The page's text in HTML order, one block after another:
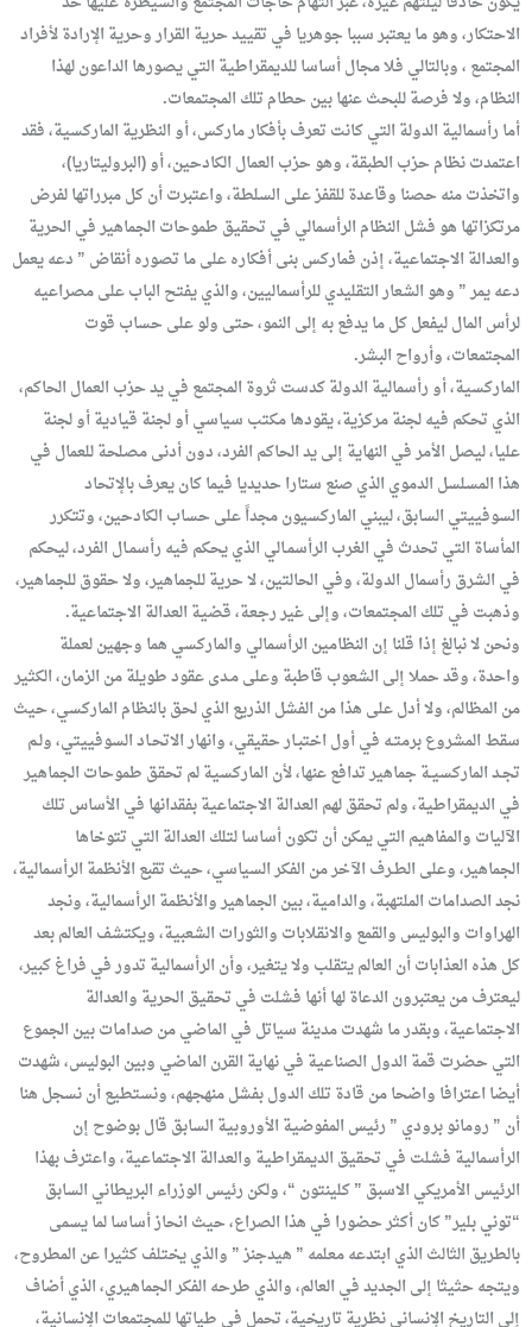
الاحتكار، وهو ما يعتبر سببا جوهريا في تقييد حرية القرار وحرية الإرادة لأفراد
المجتمع ، وبالتالي فلا مجال أساسا للديمقراطية التي يصورها الداعون لهذا
النظام، ولا فرصة للبحث عنها بين حطام تلك المجتمعات.
أما رأسمالية الدولة التي كانت تعرف بأفكار ماركس، أو النظرية الماركسية، فقد
اعتمدت نظام حزب الطبقة، وهو حزب العمال الكادحين، أو (البروليتاريا)،
واتخذت منه حصنا وقاعدة للقفز على السلطة، واعتبرت أن كل مبرراتها لفرض
مرتكزاتها هو فشل النظام الرأسمالي في تحقيق طموحات الجماهير في الحرية
والعدالة الاجتماعية، إذن فماركس بنى أفكاره على ما تصوره أنقاض ” دعه يعمل
دعه يمر ” وهو الشعار التقليدي للرأسماليين، والذي يفتح الباب على مصراعيه
لرأس المال ليفعل كل ما يدفع به إلى النمو، حتى ولو على حساب قوت
المجتمعات، وأرواح البشر.
الماركسية، أو رأسمالية الدولة كدست ثروة المجتمع في يد حزب العمال الحاكم،
الذي تحكم فيه لجنة مركزية، يقودها مكتب سياسي أو لجنة قيادية أو لجنة
عليا، ليصل الأمر في النهاية إلى يد الحاكم الفرد، دون أدنى مصلحة للعمال في
هذا المسلسل الدموي الذي صنع ستارا حديديا فيما كان يعرف بالإتحاد
السوفييتي السابق، ليبني الماركسيون مجداً على حساب الكادحين، وتتكرر
المأساة التي تحدث في الغرب الرأسمـالي الذي يحكم فيه رأسمـال الفرد، ليحكم
في الشرق رأسمال الدولة، وفي الحالتين، لا حرية للجماهير، ولا حقوق للجماهير،
وذهبت في تلك المجتمعات، وإلى غير رجعة، قضية العدالة الاجتماعية.
ونحن لا نبالغ إذا قلنا إن النظامين الرأسمالي والماركسي هما وجهين لعملة
واحدة، وقد حملا إلى الشعوب قاطبة وعلى مـدى عقود طويلة من الزمان، الكثير
من المظالم، ولا أدل على هذا من الفشل الذريع الذي لحق بالنظام الماركسي، حيث
سقط المشروع برمتـه في أول اختبـار حقيقي، وانهار الاتحـاد السوفييتي، ولـم
تجـد الماركسيـة جماهير تدافع عنها، لأن الماركسية لم تحقق طموحات الجماهير
في الديمقراطية، ولم تحقق لهم العدالة الاجتماعية بفقدانها في الأساس تلك
الآليات والمفاهيم التي يمكن أن تكون أساسا لتلك العدالة التي تتوخاها
الجماهير، وعلى الطـرف الآخر من الفكر السياسي، حيث تقبع الأنظمة الرأسمالية،
نجد الصدامات الملتهبة، والدامية، بين الجماهير والأنظمة الرأسمالية، ونجد
الهراوات والبوليس والقمع والانقلابات والثورات الشعبية، ويكتشف العالم بعد
كل هذه العذابات أن العالم يتقلب ولا يتغير، وأن الرأسمالية تدور في فراغ كبير،
ليعترف من يعتبرون الدعاة لها أنها فشلت في تحقيق الحرية والعدالة
الاجتماعية، وبقدر ما شهدت مدينة سياتل في الماضي من صدامات بين الجموع
التي حضرت قمة الدول الصناعية في نهاية القرن الماضي وبين البوليس، شهدت
أيضا اعترافا واضحا من قادة تلك الدول بفشل منهجهم، ونستطيع أن نسجل هنا
أن ” رومانو برودي ” رئيس المفوضية الأوروبية السابق قال بوضوح إن
الرأسمالية فشلت في تحقيق الديمقراطية والعدالة الاجتماعية، واعترف بهذا
الرئيس الأمريكي الاسبق ” كلينتون “، ولكن رئيس الوزراء البريطاني السابق
“توني بلير” كان أكثر حضورا في هذا الصراع، حيث انحاز أساسا لما يسمى
بالطريق الثالث الذي ابتدعه معلمه ” هيدجنز ” والذي يختلف كثيرا عن المطروح،
ويتجه حثيثا إلى الجديد في العالم، والذي طرحه الفكر الجماهيري، الذي أضاف
إلى التاريخ الإنساني نظرية تاريخية، تحمل في طياتها للمجتمعات الإنسانية،